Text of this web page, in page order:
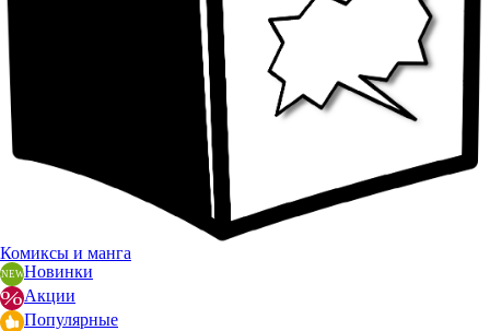
Комиксы и манга
Новинки
Акции
Популярные